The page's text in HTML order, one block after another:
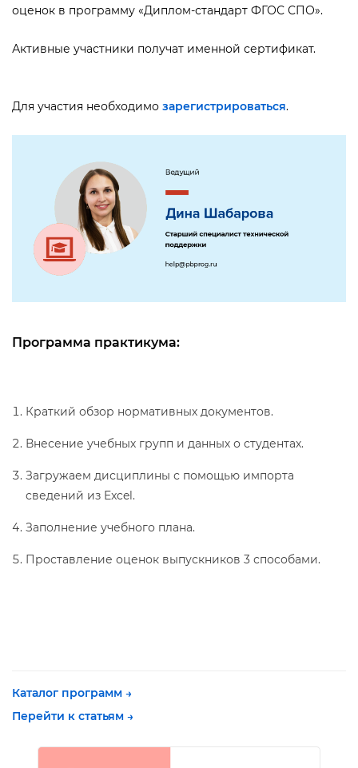
оценок в программу «Диплом-стандарт ФГОС СПО».
Активные участники получат именной сертификат.
Для участия необходимо зарегистрироваться.
Программа практикума:
Краткий обзор нормативных документов.
несение учебных групп и данных о студентах.
Загружаем дисциплины с помощью импорта
сведений из Excel.
Заполнение учебного плана.
Проставление оценок выпускников 3 способами.
Каталог программ →
Перейти к статьям →